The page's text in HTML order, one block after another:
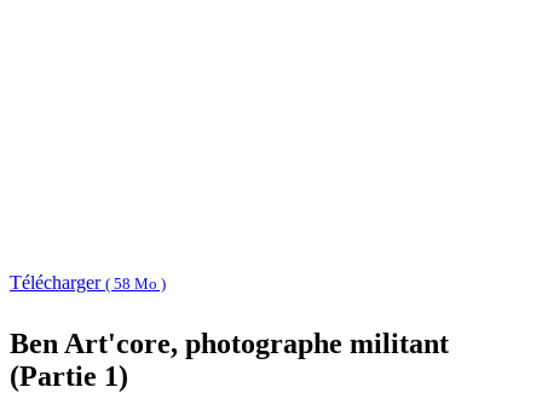
Télécharger ( 58 Mo )
Ben Art'core, photographe militant
(Partie 1)